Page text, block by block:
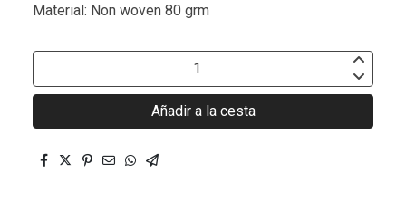
Material: Non woven 80 grm
Añadir a la cesta